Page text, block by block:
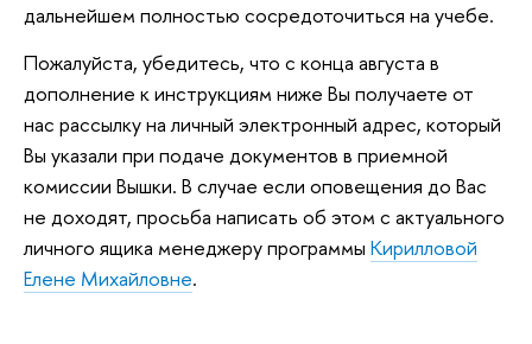
дальнейшем полностью сосредоточиться на учебе.
Пожалуйста, убедитесь, что с конца августа в
дополнение к инструкциям ниже Вы получаете от
нас рассылку на личный электронный адрес, который
Вы указали при подаче документов в приемной
комиссии Вышки. В случае если оповещения до Вас
не доходят, просьба написать об этом с актуального
личного ящика менеджеру программы Кирилловой
Елене Михайловне.